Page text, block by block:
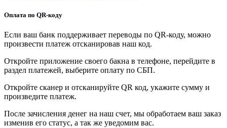
Оплата по QR-коду
Если ваш банк поддерживает переводы по QR-коду, можно
произвести платеж отсканировав наш код.
Откройте приложение своего бакна в телефоне, перейдите в
раздел платежей, выберите оплату по СБП.
Откройте сканер и отсканируйте QR код, укажите сумму и
произведите платеж.
После зачисления денег на наш счет, мы обработаем ваш заказ
изменив его статус, а так же уведомим вас.